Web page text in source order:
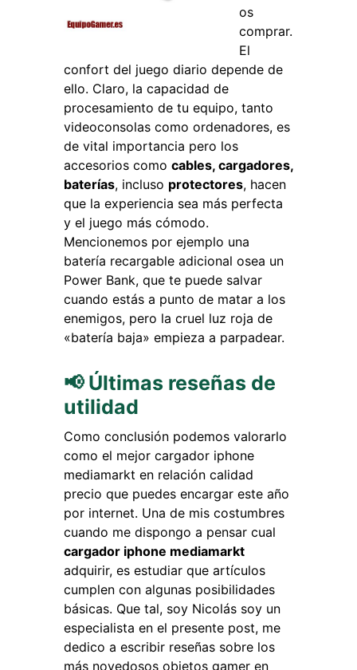
os
comprar.
El
confort del juego diario depende de
ello. Claro, la capacidad de
procesamiento de tu equipo, tanto
videoconsolas como ordenadores, es
de vital importancia pero los
accesorios como cables, cargadores,
baterías, incluso protectores, hacen
que la experiencia sea más perfecta
y el juego más cómodo.
Mencionemos por ejemplo una
batería recargable adicional osea un
Power Bank, que te puede salvar
cuando estás a punto de matar a los
enemigos, pero la cruel luz roja de
«batería baja» empieza a parpadear.
📢 Últimas reseñas de
utilidad
Como conclusión podemos valorarlo
como el mejor cargador iphone
mediamarkt en relación calidad
precio que puedes encargar este año
por internet. Una de mis costumbres
cuando me dispongo a pensar cual
cargador iphone mediamarkt
adquirir, es estudiar que artículos
cumplen con algunas posibilidades
básicas. Que tal, soy Nicolás soy un
especialista en el presente post, me
dedico a escribir reseñas sobre los
más novedosos objetos gamer en